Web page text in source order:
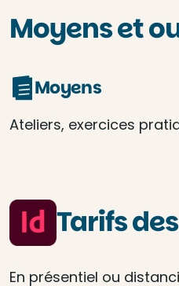
Moyens et
Moyens
Ateliers, exercices
Tarifs
En présentiel ou